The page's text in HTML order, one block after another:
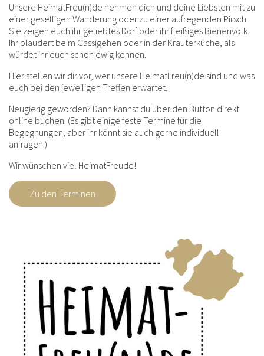
Unsere HeimatFreu(n)de nehmen dich und deine Liebsten mit zu
einer geselligen Wanderung oder zu einer aufregenden Pirsch.
Sie zeigen euch ihr geliebtes Dorf oder ihr fleißiges Bienenvolk.
Ihr plaudert beim Gassigehen oder in der Kräuterküche, als
würdet ihr euch schon ewig kennen.
Hier stellen wir dir vor, wer unsere HeimatFreu(n)de sind und was
euch bei den jeweiligen Treffen erwartet.
Neugierig geworden? Dann kannst du über den Button direkt
online buchen. (Es gibt einige feste Termine für die
Begegnungen, aber ihr könnt sie auch gerne individuell
anfragen.)
Wir wünschen viel HeimatFreude!
Zu den Terminen